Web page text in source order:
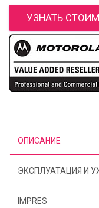
УЗНАТЬ
ОПИСАНИЕ
ЭКСПЛУАТАЦИЯ И
IMPRES